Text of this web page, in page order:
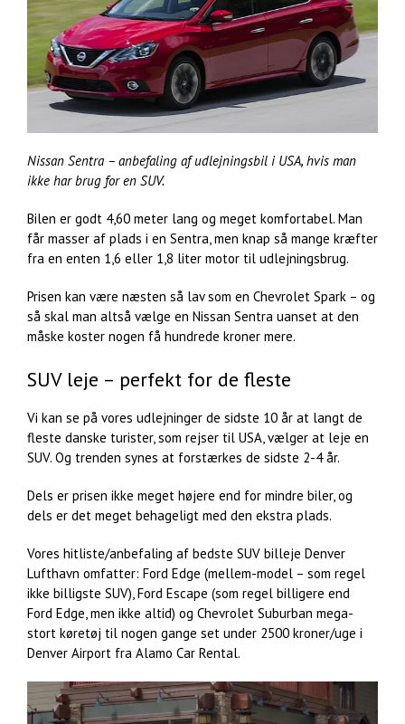
Nissan Sentra – anbefaling af udlejningsbil i USA, hvis man
ikke har brug for en SUV.
Bilen er godt 4,60 meter lang og meget komfortabel. Man
får masser af plads i en Sentra, men knap så mange kræfter
fra en enten 1,6 eller 1,8 liter motor til udlejningsbrug.
Prisen kan være næsten så lav som en Chevrolet Spark – og
så skal man altså vælge en Nissan Sentra uanset at den
måske koster nogen få hundrede kroner mere.
SUV leje – perfekt for de fleste
Vi kan se på vores udlejninger de sidste 10 år at langt de
fleste danske turister, som rejser til USA, vælger at leje en
SUV. Og trenden synes at forstærkes de sidste 2-4 år.
Dels er prisen ikke meget højere end for mindre biler, og
dels er det meget behageligt med den ekstra plads.
Vores hitliste/anbefaling af bedste SUV billeje Denver
Lufthavn omfatter: Ford Edge (mellem-model – som regel
ikke billigste SUV), Ford Escape (som regel billigere end
Ford Edge, men ikke altid) og Chevrolet Suburban mega-
stort køretøj til nogen gange set under 2500 kroner/uge i
Denver Airport fra Alamo Car Rental.